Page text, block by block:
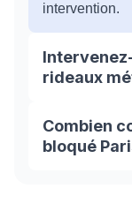
intervention.
rideaux
Oui, tous
perforés,
bijoutier.
Combien
bloqué